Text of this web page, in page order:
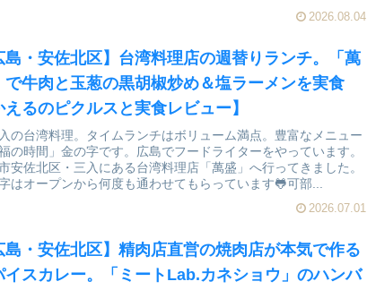
2026.08.04
島・安佐北区】台湾料理店の週替りランチ。「萬
で牛肉と玉葱の黒胡椒炒め＆塩ラーメンを実食
えるのピクルスと実食レビュー】
の台湾料理。タイムランチはボリューム満点。豊富なメニュー
の時間」金の字です。広島でフードライターをやっています。
安佐北区・三入にある台湾料理店「萬盛」へ行ってきました。
はオープンから何度も通わせてもらっています🐸可部...
2026.07.01
島・安佐北区】精肉店直営の焼肉店が本気で作る
イスカレー。「ミートLab.カネショウ」のハンバ